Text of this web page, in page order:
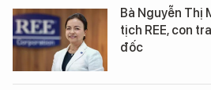
Bà Nguyễn Thị
tịch REE, con
đốc